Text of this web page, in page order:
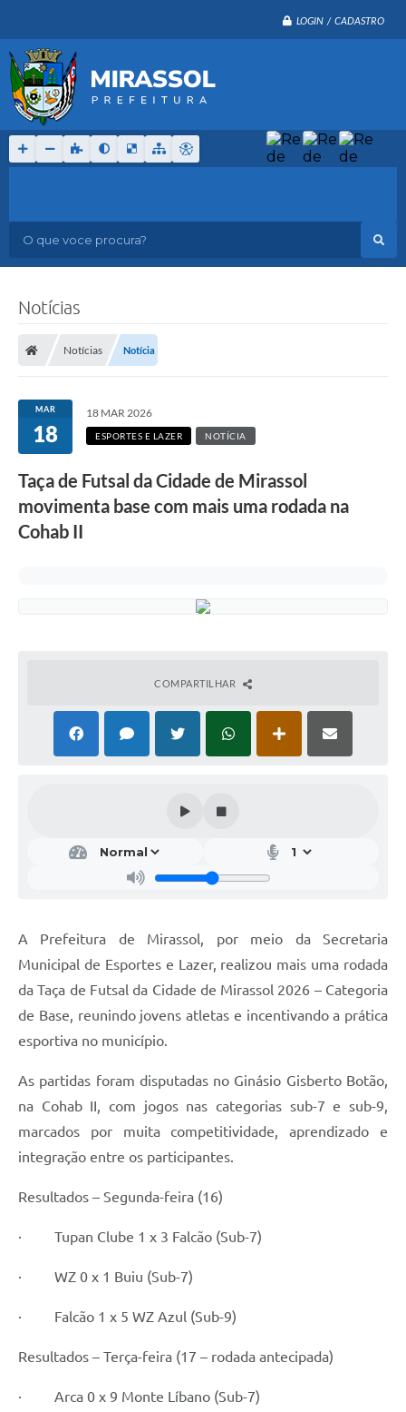
LOGIN / CADASTRO
O que voce procura?
Notícias
Notícias Notícia
MAR
18
18 MAR 2026
ESPORTES E LAZER NOTÍCIA
Taça de Futsal da Cidade de Mirassol
movimenta base com mais uma rodada na
Cohab II
COMPARTILHAR
A Prefeitura de Mirassol, por meio da Secretaria
Municipal de Esportes e Lazer, realizou mais uma rodada
da Taça de Futsal da Cidade de Mirassol 2026 – Categoria
de Base, reunindo jovens atletas e incentivando a prática
esportiva no município.
As partidas foram disputadas no Ginásio Gisberto Botão,
na Cohab II, com jogos nas categorias sub-7 e sub-9,
marcados por muita competitividade, aprendizado e
integração entre os participantes.
Resultados – Segunda-feira (16)
· Tupan Clube 1 x 3 Falcão (Sub-7)
· WZ 0 x 1 Buiu (Sub-7)
· Falcão 1 x 5 WZ Azul (Sub-9)
Resultados – Terça-feira (17 – rodada antecipada)
· Arca 0 x 9 Monte Líbano (Sub-7)